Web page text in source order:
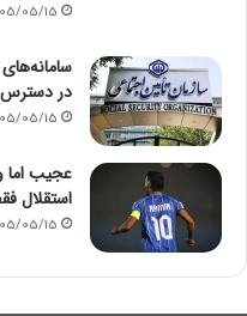
05/15
در
05/15
عجیب اما
استقلال فقط ۱۰۰ میلیون
05/15